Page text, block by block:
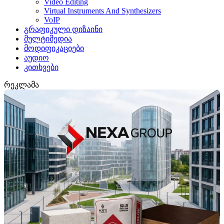
Video Editing
Virtual Instruments And Synthesizers
VoIP
გრაფიკული დიზაინი
მულტიმედია
მოდიფიკაციები
აუდიო
კითხვები
რეკლამა